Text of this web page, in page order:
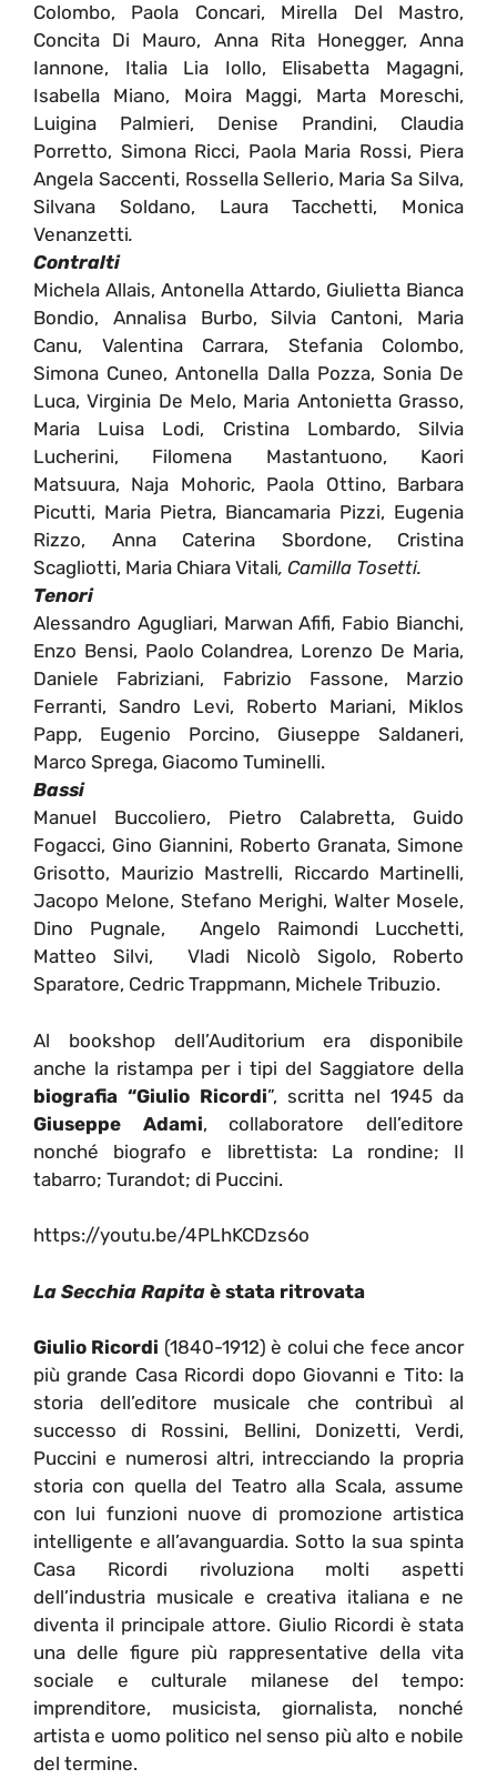
Colombo, Paola Concari, Mirella Del Mastro,
Concita Di Mauro, Anna Rita Honegger, Anna
Iannone, Italia Lia Iollo, Elisabetta Magagni,
Isabella Miano, Moira Maggi, Marta Moreschi,
Luigina Palmieri, Denise Prandini, Claudia
Porretto, Simona Ricci, Paola Maria Rossi, Piera
Angela Saccenti, Rossella Sellerio, Maria Sa Silva,
Silvana Soldano, Laura Tacchetti, Monica
Venanzetti.
Contralti
Michela Allais, Antonella Attardo, Giulietta Bianca
Bondio, Annalisa Burbo, Silvia Cantoni, Maria
Canu, Valentina Carrara, Stefania Colombo,
Simona Cuneo, Antonella Dalla Pozza, Sonia De
Luca, Virginia De Melo, Maria Antonietta Grasso,
Maria Luisa Lodi, Cristina Lombardo, Silvia
Lucherini, Filomena Mastantuono, Kaori
Matsuura, Naja Mohoric, Paola Ottino, Barbara
Picutti, Maria Pietra, Biancamaria Pizzi, Eugenia
Rizzo, Anna Caterina Sbordone, Cristina
Scagliotti, Maria Chiara Vitali, Camilla Tosetti.
Tenori
Alessandro Agugliari, Marwan Afifi, Fabio Bianchi,
Enzo Bensi, Paolo Colandrea, Lorenzo De Maria,
Daniele Fabriziani, Fabrizio Fassone, Marzio
Ferranti, Sandro Levi, Roberto Mariani, Miklos
Papp, Eugenio Porcino, Giuseppe Saldaneri,
Marco Sprega, Giacomo Tuminelli.
Bassi
Manuel Buccoliero, Pietro Calabretta, Guido
Fogacci, Gino Giannini, Roberto Granata, Simone
Grisotto, Maurizio Mastrelli, Riccardo Martinelli,
Jacopo Melone, Stefano Merighi, Walter Mosele,
Dino Pugnale, Angelo Raimondi Lucchetti,
Matteo Silvi, Vladi Nicolò Sigolo, Roberto
Sparatore, Cedric Trappmann, Michele Tribuzio.
Al bookshop dell’Auditorium era disponibile
anche la ristampa per i tipi del Saggiatore della
biografia “Giulio Ricordi”, scritta nel 1945 da
Giuseppe Adami, collaboratore dell’editore
nonché biografo e librettista: La rondine; Il
tabarro; Turandot; di Puccini.
https://youtu.be/4PLhKCDzs6o
La Secchia Rapita è stata ritrovata
Giulio Ricordi (1840-1912) è colui che fece ancor
più grande Casa Ricordi dopo Giovanni e Tito: la
storia dell’editore musicale che contribuì al
successo di Rossini, Bellini, Donizetti, Verdi,
Puccini e numerosi altri, intrecciando la propria
storia con quella del Teatro alla Scala, assume
con lui funzioni nuove di promozione artistica
intelligente e all’avanguardia. Sotto la sua spinta
Casa Ricordi rivoluziona molti aspetti
dell’industria musicale e creativa italiana e ne
diventa il principale attore. Giulio Ricordi è stata
una delle figure più rappresentative della vita
sociale e culturale milanese del tempo:
imprenditore, musicista, giornalista, nonché
artista e uomo politico nel senso più alto e nobile
del termine.